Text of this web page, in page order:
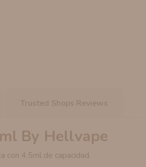
Trusted Shops Reviews
By Hellvape
con 4.5ml de capacidad.